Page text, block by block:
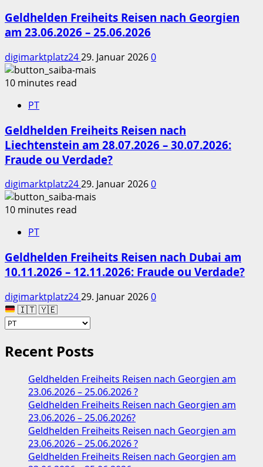
Geldhelden Freiheits Reisen nach Georgien
am 23.06.2026 – 25.06.2026
digimarktplatz2429. Januar 20260
10 minutes read
PT
Geldhelden Freiheits Reisen nach
Liechtenstein am 28.07.2026 – 30.07.2026:
Fraude ou Verdade?
digimarktplatz2429. Januar 20260
10 minutes read
PT
Geldhelden Freiheits Reisen nach Dubai am
10.11.2026 – 12.11.2026: Fraude ou Verdade?
digimarktplatz2429. Januar 20260
🇮🇹 🇾🇪
Recent Posts
Geldhelden Freiheits Reisen nach Georgien am
23.06.2026 – 25.06.2026 ?
Geldhelden Freiheits Reisen nach Georgien am
23.06.2026 – 25.06.2026?
Geldhelden Freiheits Reisen nach Georgien am
23.06.2026 – 25.06.2026 ?
Geldhelden Freiheits Reisen nach Georgien am